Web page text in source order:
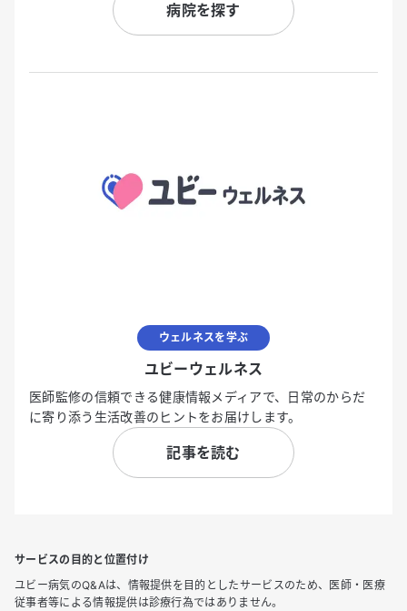
病院を探す
ウェルネスを学ぶ
ユビーウェルネス
医師監修の信頼できる健康情報メディアで、日常のからだ
に寄り添う生活改善のヒントをお届けします。
記事を読む
サービスの目的と位置付け
ユビー病気のQ&Aは、情報提供を目的としたサービスのため、医師・医療
従事者等による情報提供は診療行為ではありません。